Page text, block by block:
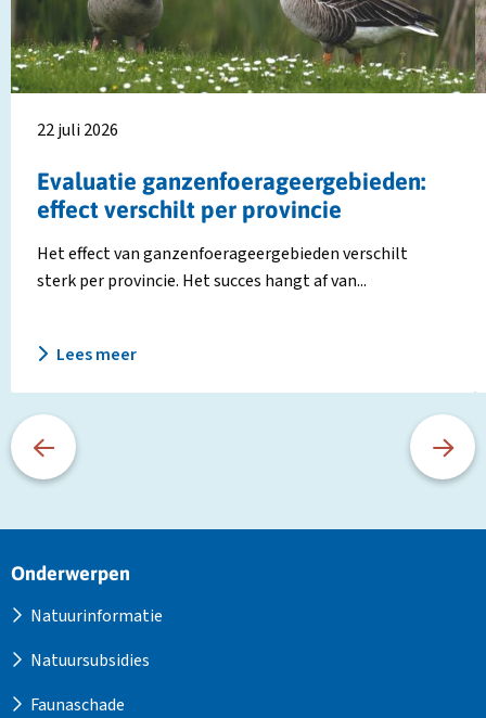
Evaluatie ganzenfoerageergebieden:
effect verschilt per provincie
22 juli 2026
Het effect van ganzenfoerageergebieden verschilt
sterk per provincie. Het succes hangt af van...
Lees meer
verschilt
per
provincie
1
Site
Onderwerpen
Natuurinformatie
Natuursubsidies
Faunaschade